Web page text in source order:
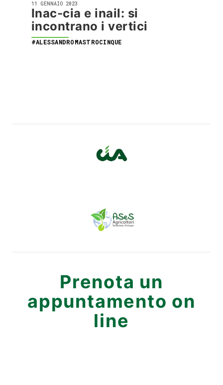
11 GENNAIO 2023
Inac-cia e inail: si
incontrano i vertici
#ALESSANDROMASTROCINQUE
Prenota un
appuntamento on
line